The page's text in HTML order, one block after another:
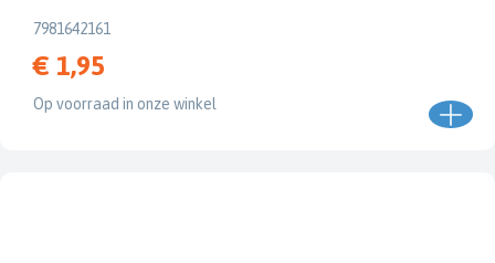
7981642161
€ 1,95
Op voorraad in onze winkel